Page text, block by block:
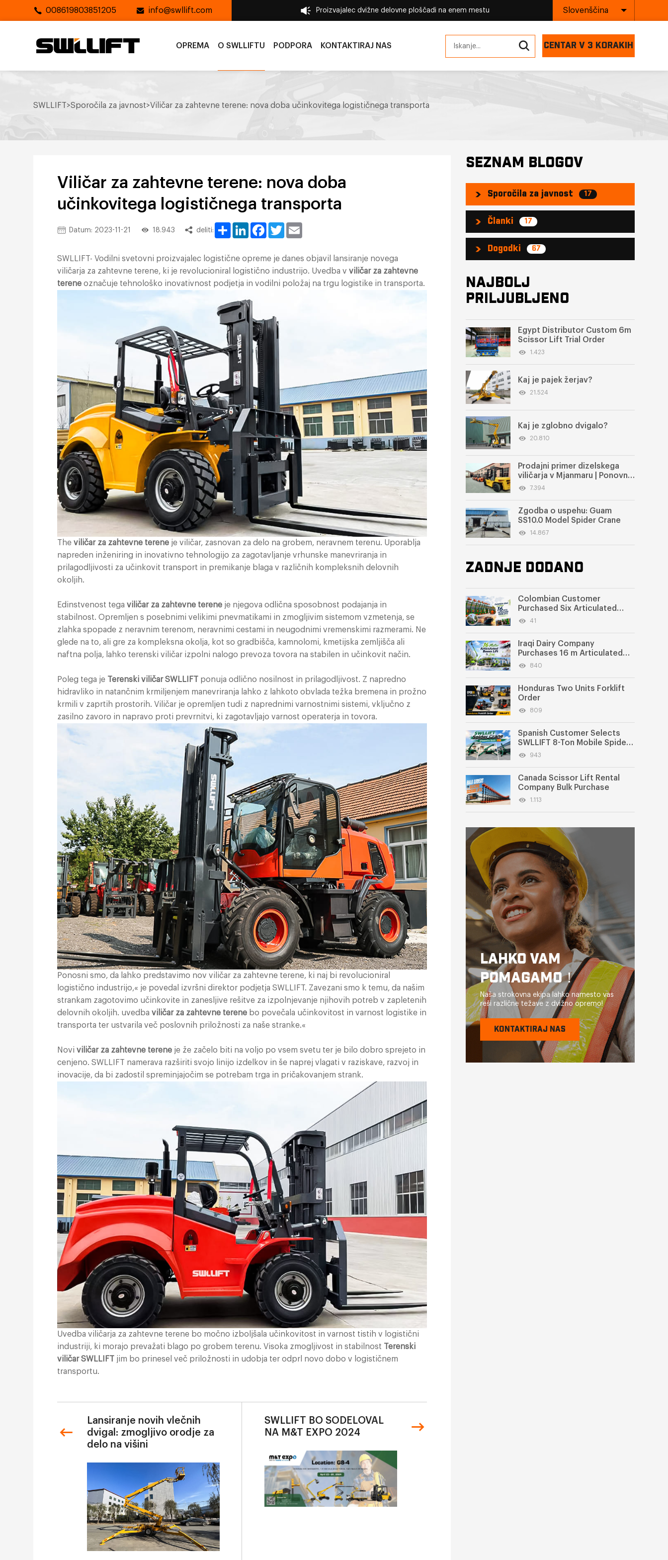
008619803851205 info@swllift.com Proizvajalec dvižne delovne ploščadi na enem mestu Slovenščina
OPREMA O SWLLIFTU PODPORA KONTAKTIRAJ NAS CENTAR V 3 KORAKIH
SWLLIFT>Sporočila za javnost>Viličar za zahtevne terene: nova doba učinkovitega logističnega transporta
Viličar za zahtevne terene: nova doba
učinkovitega logističnega transporta
Datum: 2023-11-21 18.943 deliti:
Share LinkedInFacebook
Twitter
SWLLIFT- Vodilni svetovni proizvajalec logistične opreme je danes objavil lansiranje novega
viličarja za zahtevne terene, ki je revolucioniral logistično industrijo. Uvedba vviličar za zahtevne
terene označuje tehnološko inovativnost podjetja in vodilni položaj na trgu logistike in transporta.
Theviličar za zahtevne terene je viličar, zasnovan za delo na grobem, neravnem terenu. Uporablja
napreden inženiring in inovativno tehnologijo za zagotavljanje vrhunske manevriranja in
prilagodljivosti za učinkovit transport in premikanje blaga v različnih kompleksnih delovnih
okoljih.
Edinstvenost tegaviličar za zahtevne terene je njegova odlična sposobnost podajanja in
stabilnost. Opremljen s posebnimi velikimi pnevmatikami in zmogljivim sistemom vzmetenja, se
zlahka spopade z neravnim terenom, neravnimi cestami in neugodnimi vremenskimi razmerami. Ne
glede na to, ali gre za kompleksna okolja, kot so gradbišča, kamnolomi, kmetijska zemljišča ali
naftna polja, lahko terenski viličar izpolni nalogo prevoza tovora na stabilen in učinkovit način.
Poleg tega je Terenski viličar SWLLIFT ponuja odlično nosilnost in prilagodljivost. Z napredno
hidravliko in natančnim krmiljenjem manevriranja lahko z lahkoto obvlada težka bremena in prožno
krmili v zaprtih prostorih. Viličar je opremljen tudi z naprednimi varnostnimi sistemi, vključno z
zasilno zavoro in napravo proti prevrnitvi, ki zagotavljajo varnost operaterja in tovora.
Ponosni smo, da lahko predstavimo nov viličar za zahtevne terene, ki naj bi revolucioniral
logistično industrijo,« je povedal izvršni direktor podjetja SWLLIFT. Zavezani smo k temu, da našim
strankam zagotovimo učinkovite in zanesljive rešitve za izpolnjevanje njihovih potreb v zapletenih
delovnih okoljih. uvedbaviličar za zahtevne terene bo povečala učinkovitost in varnost logistike in
transporta ter ustvarila več poslovnih priložnosti za naše stranke.«
Noviviličar za zahtevne terene je že začelo biti na voljo po vsem svetu ter je bilo dobro sprejeto in
cenjeno. SWLLIFT namerava razširiti svojo linijo izdelkov in še naprej vlagati v raziskave, razvoj in
inovacije, da bi zadostil spreminjajočim se potrebam trga in pričakovanjem strank.
Uvedba viličarja za zahtevne terene bo močno izboljšala učinkovitost in varnost tistih v logistični
industriji, ki morajo prevažati blago po grobem terenu. Visoka zmogljivost in stabilnost Terenski
viličar SWLLIFT jim bo prinesel več priložnosti in udobja ter odprl novo dobo v logističnem
transportu.
Lansiranje novih vlečnih
dvigal: zmogljivo orodje za
delo na višini
SWLLIFT BO SODELOVAL
NA M&T EXPO 2024
SEZNAM BLOGOV
Sporočila za javnost 17
Članki 17
Dogodki 67
NAJBOLJ
PRILJUBLJENO
Egypt Distributor Custom 6m
Scissor Lift Trial Order
1.423
Kaj je pajek žerjav?
21.524
Kaj je zglobno dvigalo?
20.810
Prodajni primer dizelskega
viličarja v Mjanmaru | Ponovno
naročilo za 3-tonski dizelski
tonski dizelski viličar
7.394
Zgodba o uspehu: Guam
SS10.0 Model Spider Crane
14.867
ZADNJE DODANO
Colombian Customer
Purchased Six Articulated
Boom Lifts from SWLLIFT
41
Iraqi Dairy Company
Purchases 16 m Articulated
Boom Lift
840
Honduras Two Units Forklift
Order
809
Spanish Customer Selects
SWLLIFT 8-Ton Mobile Spider
Crane
943
Canada Scissor Lift Rental
Company Bulk Purchase
1.113
LAHKO VAM
POMAGAMO！
Naša strokovna ekipa lahko namesto vas
reši različne težave z dvižno opremo!
KONTAKTIRAJ NAS